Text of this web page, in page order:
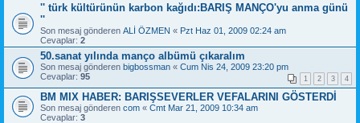
'' türk kültürünün karbon kağıdı:BARIŞ MANÇO'yu anma günü
''
Son mesaj gönderen ALİ ÖZMEN « Pzt Haz 01, 2009 02:24 am
Cevaplar: 2
50.sanat yılında manço albümü çıkaralım
Son mesaj gönderen bigbossman « Cum Nis 24, 2009 23:20 pm
Cevaplar: 95 1 2 3 4
BM MIX HABER: BARIŞSEVERLER VEFALARINI GÖSTERDİ
Son mesaj gönderen com « Cmt Mar 21, 2009 10:34 am
Cevaplar: 3